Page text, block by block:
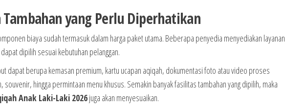
Tambahan yang Perlu Diperhatikan
biaya sudah termasuk dalam harga paket utama. Beberapa penyedia menyediakan layanan
dipilih sesuai kebutuhan pelanggan.
dapat berupa kemasan premium, kartu ucapan aqiqah, dokumentasi foto atau video proses
souvenir, hingga permintaan menu khusus. Semakin banyak fasilitas tambahan yang dipilih, maka
Anak Laki-Laki 2026juga akan menyesuaikan.